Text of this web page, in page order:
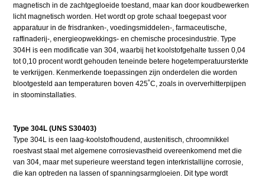
magnetisch in de zachtgegloeide toestand, maar kan door koudbewerken
licht magnetisch worden. Het wordt op grote schaal toegepast voor
apparatuur in de frisdranken-, voedingsmiddelen-, farmaceutische,
raffinaderij-, energieopwekkings- en chemische procesindustrie. Type
304H is een modificatie van 304, waarbij het koolstofgehalte tussen 0,04
tot 0,10 procent wordt gehouden teneinde betere hogetemperatuursterkte
te verkrijgen. Kenmerkende toepassingen zijn onderdelen die worden
blootgesteld aan temperaturen boven 425˚C, zoals in oververhitterpijpen
in stoominstallaties.
Type 304L (UNS S30403)
Type 304L is een laag-koolstofhoudend, austenitisch, chroomnikkel
roestvast staal met algemene corrosievastheid overeenkomend met die
van 304, maar met superieure weerstand tegen interkristallijne corrosie,
die kan optreden na lassen of spanningsarmgloeien. Dit type wordt